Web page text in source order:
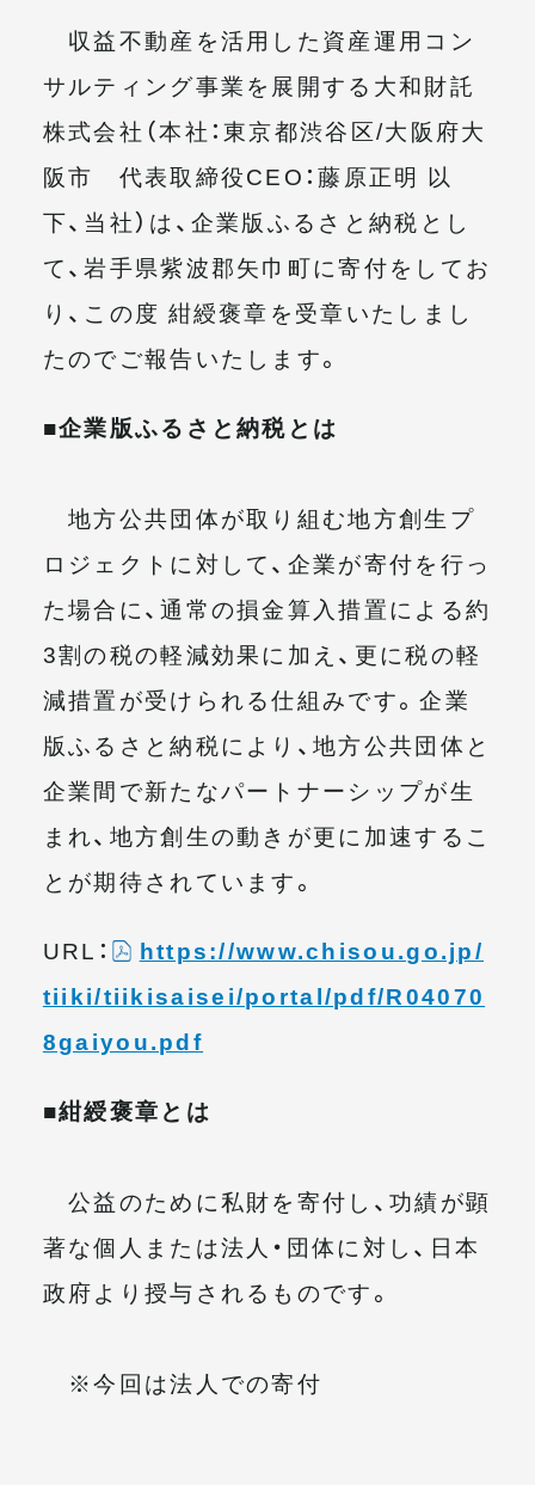
収益不動産を活用した資産運用コン
サルティング事業を展開する大和財託
株式会社（本社：東京都渋谷区/大阪府大
阪市 代表取締役CEO：藤原正明 以
下、当社）は、企業版ふるさと納税とし
て、岩手県紫波郡矢巾町に寄付をしてお
り、この度 紺綬褒章を受章いたしまし
たのでご報告いたします。
■企業版ふるさと納税とは
地方公共団体が取り組む地方創生プ
ロジェクトに対して、企業が寄付を行っ
た場合に、通常の損金算入措置による約
3割の税の軽減効果に加え、更に税の軽
減措置が受けられる仕組みです。企業
版ふるさと納税により、地方公共団体と
企業間で新たなパートナーシップが生
まれ、地方創生の動きが更に加速するこ
とが期待されています。
URL：
https://www.chisou.go.jp/
tiiki/tiikisaisei/portal/pdf/R04070
8gaiyou.pdf
■紺綬褒章とは
公益のために私財を寄付し、功績が顕
著な個人または法人・団体に対し、日本
政府より授与されるものです。
※今回は法人での寄付